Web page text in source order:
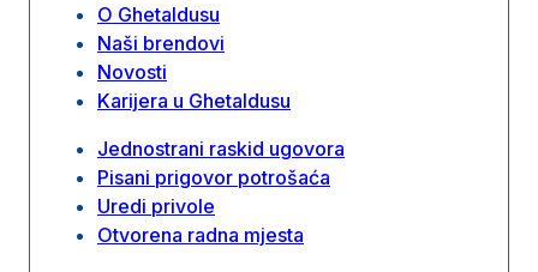
O Ghetaldusu
Naši brendovi
Novosti
Karijera u Ghetaldusu
Jednostrani raskid ugovora
Pisani prigovor potrošaća
Uredi privole
Otvorena radna mjesta